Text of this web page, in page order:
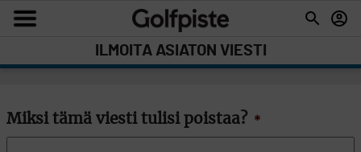
ILMOITA ASIATON VIESTI
Miksi tämä viesti tulisi poistaa? *